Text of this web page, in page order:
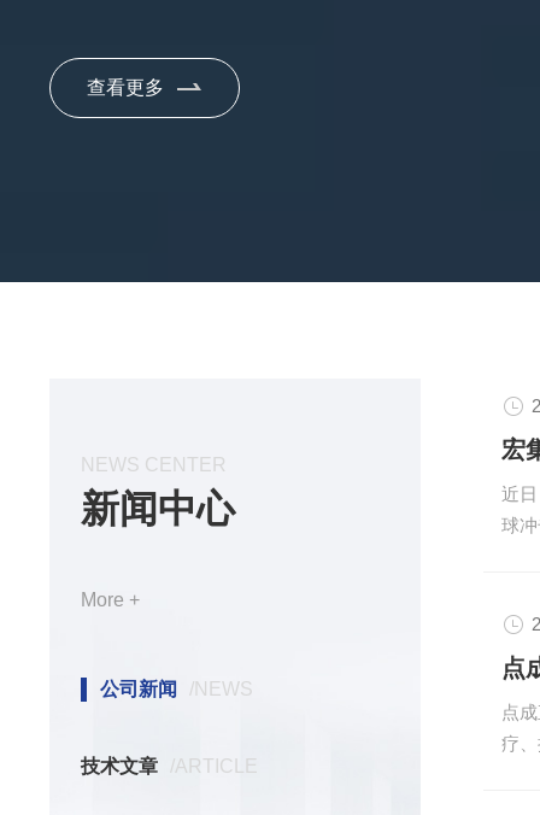
实时数采与分析、仿真模拟方案）、安宝特（工业AR
业级IT网络与数据安全、商业智能方案）等7个独立高
查看更多
NEWS CENTER
新闻中心
More +
公司新闻 /NEWS
技术文章 /ARTICLE
近
球
市
供
何
越
密
点
疗